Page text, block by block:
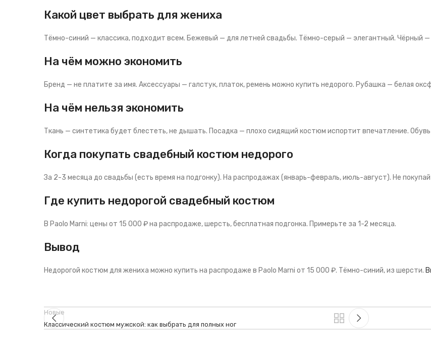
Какой цвет выбрать для жениха
Тёмно-синий — классика, подходит всем. Бежевый — для летней свадьбы. Тёмно-серый — элегантный. Чёрный —
На чём можно экономить
Бренд — не платите за имя. Аксессуары — галстук, платок, ремень можно купить недорого. Рубашка — белая
На чём нельзя экономить
Ткань — синтетика будет блестеть, не дышать. Посадка — плохо сидящий костюм испортит впечатление.
Когда покупать свадебный костюм недорого
За 2-3 месяца до свадьбы (есть время на подгонку). На распродажах (январь-февраль, июль-август). Не
Где купить недорогой свадебный костюм
В Paolo Marni: цены от 15 000 ₽ на распродаже, шерсть, бесплатная подгонка. Примерьте за 1-2 месяца.
Вывод
Недорогой костюм для жениха можно купить на распродаже в Paolo Marni от 15 000 ₽. Тёмно-синий, из шерсти.
Новые
Классический костюм мужской: как выбрать для полных ног